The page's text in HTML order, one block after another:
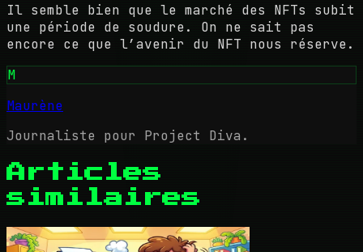
Il semble bien que le marché des NFTs subit
une période de soudure. On ne sait pas
encore ce que l’avenir du NFT nous réserve.
M
Maurène
Journaliste pour Project Diva.
Articles
similaires